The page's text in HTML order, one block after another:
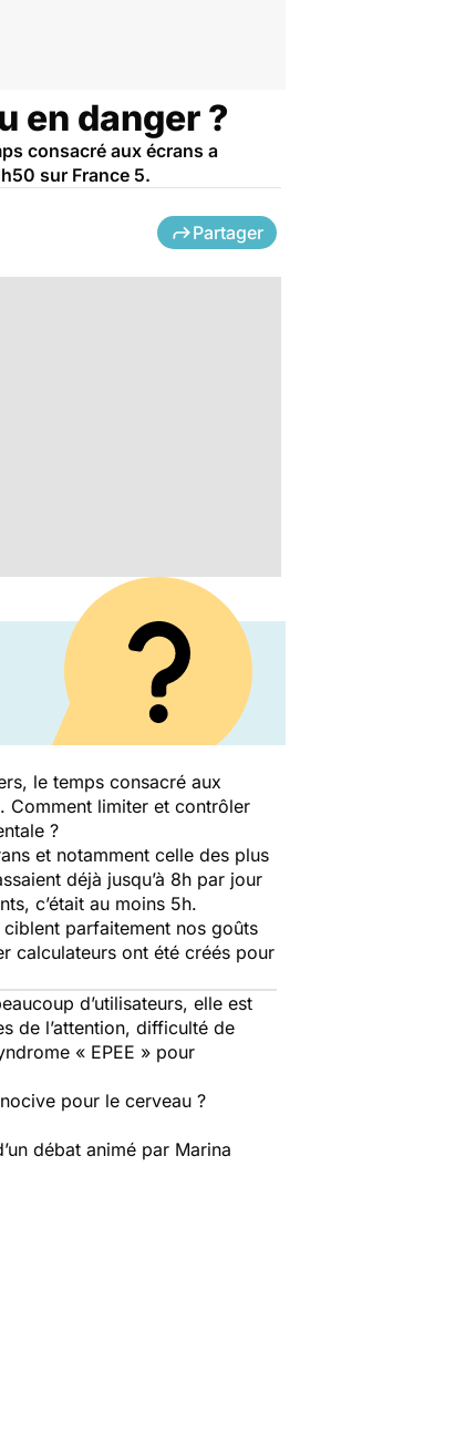
en danger ?
consacré aux écrans a
sur France 5.
Partager
le temps consacré aux
Comment limiter et contrôler
?
et notamment celle des plus
déjà jusqu’à 8h par jour
c’était au moins 5h.
parfaitement nos goûts
calculateurs ont été créés pour
d’utilisateurs, elle est
de l’attention, difficulté de
« EPEE » pour
pour le cerveau ?
débat animé par Marina